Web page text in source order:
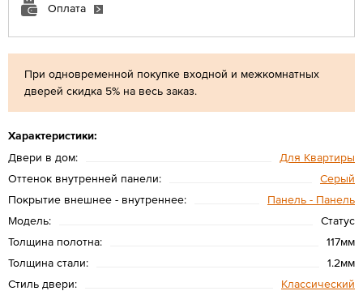
При одновременной покупке входной и межкомнатных
дверей скидка 5% на весь заказ.
Характеристики:
Двери в дом:
Для Квартиры
Оттенок внутренней панели:
Серый
Покрытие внешнее - внутреннее:
Панель - Панель
Модель:
Статус
Толщина полотна:
117мм
Толщина стали:
1.2мм
Стиль двери:
Классический
Оплата